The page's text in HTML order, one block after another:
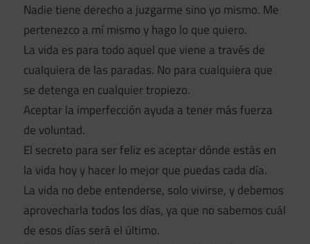
Nadie tiene derecho a juzgarme sino yo mismo. Me
pertenezco a mí mismo y hago lo que quiero.
La vida es para todo aquel que viene a través de
cualquiera de las paradas. No para cualquiera que
se detenga en cualquier tropiezo.
Aceptar la imperfección ayuda a tener más fuerza
de voluntad.
El secreto para ser feliz es aceptar dónde estás en
la vida hoy y hacer lo mejor que puedas cada día.
La vida no debe entenderse, solo vivirse, y debemos
aprovecharla todos los días, ya que no sabemos cuál
de esos días será el último.